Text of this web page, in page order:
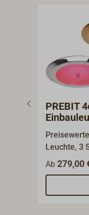
PREBIT
Leuchte, 3
eleganten,
V2.0. Die
Ab279,00